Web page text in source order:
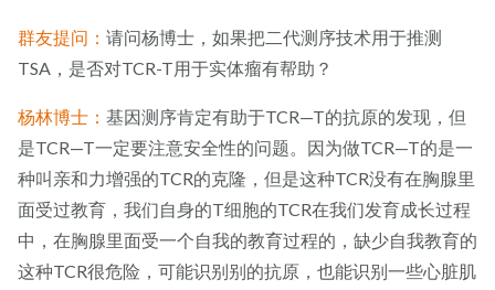
群友提问： 请问杨博士，如果把二代测序技术用于推测
TSA，是否对TCR-T用于实体瘤有帮助？
杨林博士： 基因测序肯定有助于TCR—T的抗原的发现，但
是TCR—T一定要注意安全性的问题。因为做TCR—T的是一
种叫亲和力增强的TCR的克隆，但是这种TCR没有在胸腺里
面受过教育，我们自身的T细胞的TCR在我们发育成长过程
中，在胸腺里面受一个自我的教育过程的，缺少自我教育的
这种TCR很危险，可能识别别的抗原，也能识别一些心脏肌